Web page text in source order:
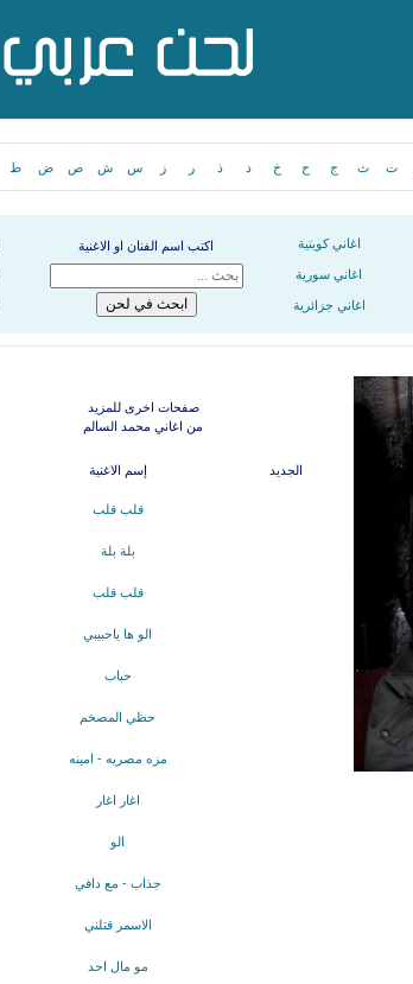
ت ث ج ح خ د ذ ر ز س ش ص ض ط
اغاني كويتية اكتب اسم الفنان او الاغنية
اغاني سورية
اغاني جزائرية
صفحات اخرى للمزيد
من اغاني محمد السالم
الجديد إسم الاغنية
قلب قلب
بلة بلة
قلب قلب
الو ها ياحبيبي
حباب
حظي المصخم
مزه مصريه - امينه
اغار اغار
الو
جذاب - مع دافي
الاسمر قتلني
مو مال احد